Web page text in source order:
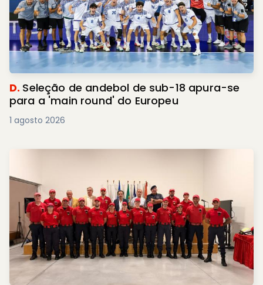
D. Seleção de andebol de sub-18 apura-se
para a 'main round' do Europeu
1 agosto 2026